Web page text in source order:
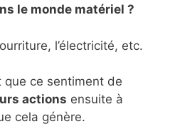
le monde matériel ?
l’électricité, etc.
que ce sentiment de
actions ensuite à
cela génère.